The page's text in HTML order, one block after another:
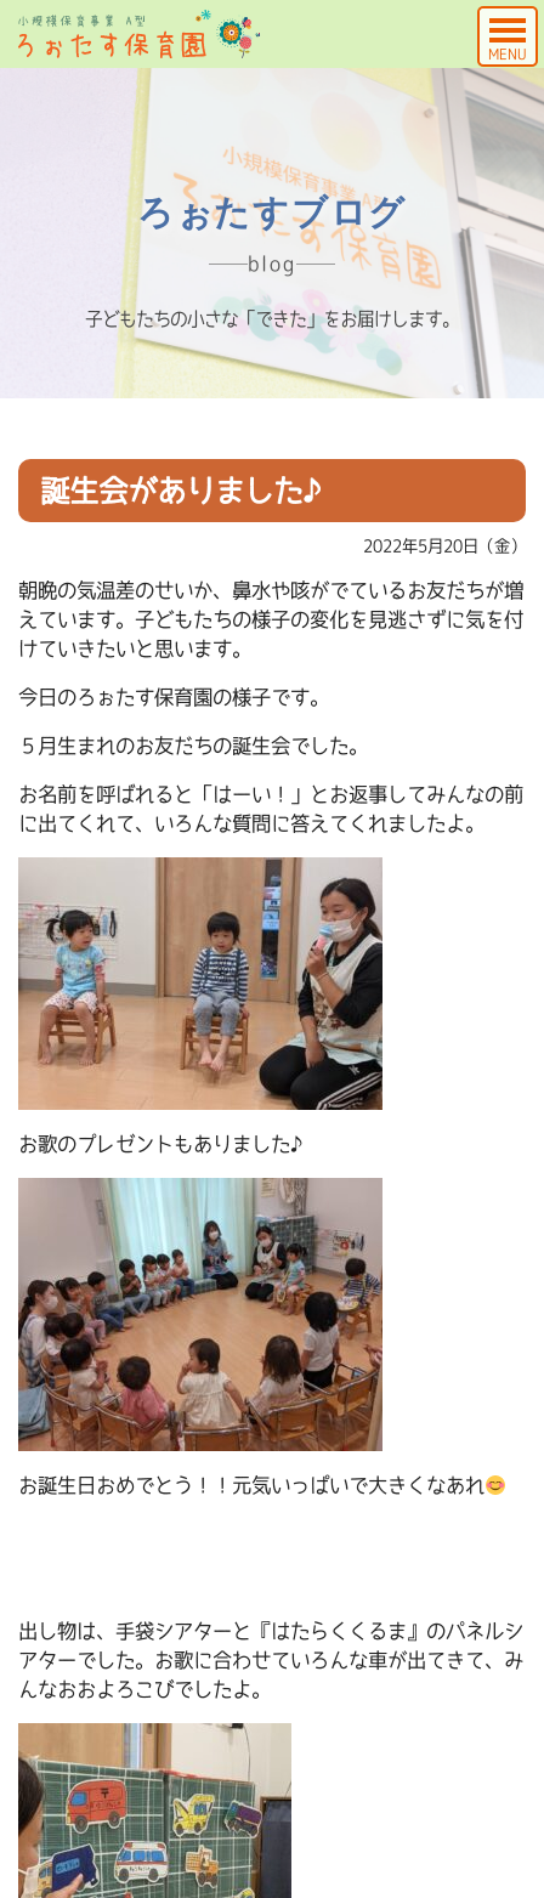
MENU
ろぉたすブログ
blog
子どもたちの小さな「できた」をお届けします。
誕生会がありました♪
2022年5月20日（金）
朝晩の気温差のせいか、鼻水や咳がでているお友だちが増
えています。子どもたちの様子の変化を見逃さずに気を付
けていきたいと思います。
今日のろぉたす保育園の様子です。
５月生まれのお友だちの誕生会でした。
お名前を呼ばれると「はーい！」とお返事してみんなの前
に出てくれて、いろんな質問に答えてくれましたよ。
お歌のプレゼントもありました♪
お誕生日おめでとう！！元気いっぱいで大きくなあれ
出し物は、手袋シアターと『はたらくくるま』のパネルシ
アターでした。お歌に合わせていろんな車が出てきて、み
んなおおよろこびでしたよ。